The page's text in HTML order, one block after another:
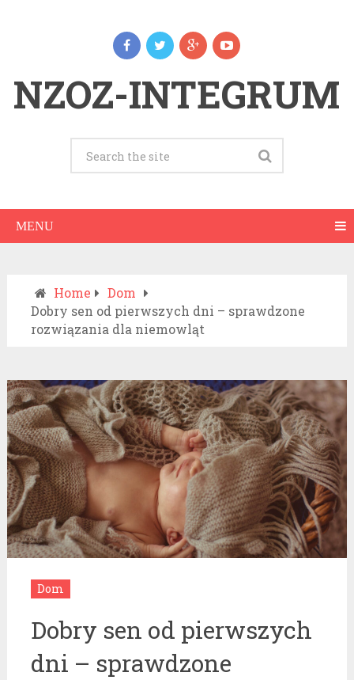
NZOZ-INTEGRUM
MENU
Home
Dom
Dobry sen od pierwszych dni – sprawdzone
rozwiązania dla niemowląt
Dom
Dobry sen od pierwszych
dni – sprawdzone